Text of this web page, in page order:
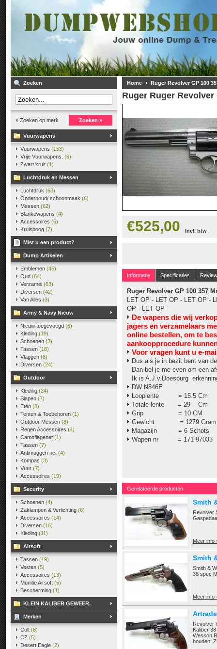
Zoeken
» Zoeken op merk Zoeken »
Vuurwapens
Vuurwapens (153)
Vrije Vuurwapens. (6)
Zwart kruit (1)
Luchtdruk en Messen
Luchtdruk (63)
Onderhoud/ schoonmaak (6)
Messen (62)
Blankewapens (4)
Accessoires (6)
Kruisboog (7)
Mist u een product?
Dump Artikelen
Emblemen (45)
Oud (64)
Verzamel (63)
Diversen (42)
Van Alles (3)
Army & Navy Nieuw
Nieuw toegevoegd (6)
Kleding (19)
Schoenen (3)
Tassen (18)
Vlaggen (8)
Diversen (24)
Outdoor
Kleding (24)
Slapen (7)
Eten (8)
Tenten & Toebehoren (1)
Outdoor Messen (8)
Regen Accessoires (4)
Camoflagenet (1)
Tassen (7)
Antimuggen net (4)
Kompas (3)
Vuur (7)
Accessoires (19)
Security
Schoenen (4)
Zaklampen & Verlichting (6)
Accessoires (14)
Diversen (16)
Kleding (11)
Airsoft
Tassen (19)
Vesten (5)
Accessoires (13)
Munitie Airsoft (5)
Bescherming (1)
KLEIN KALIBER GEWEER.
Merken
Colt (8)
CZ (5)
Desert Eagle (2)
Home Ruger Revolver GP 100
Ruger Ruger Revolver
€525,00 Incl. btw
Informatie Specificaties
Ruger Revolver GP 100 357
LET OP - LET OP - LET OP -
OP - LET OP -
De wapens die wij
jagers en verzamelaars
online bestellen, om te
aankoopprocedure
Voor vragen kunt u e-
Dus als je in bezit bent van
Dan bel je me even om een
Ik is A.J.v.Doesburg
DW N846E
Looplente = 15.5 Cm
Totale lente = 29 Cm
Grip = 10 CM
Gewicht = 1279 Gram
Magazijn = 6 Schots
Wapen nr = 171-97033
Gerelateerde producten
Smith
Revolver
Meer info
Smith
Smith &
38 spec
Meer info
Revolver
Kaliber
Wesson
houden.